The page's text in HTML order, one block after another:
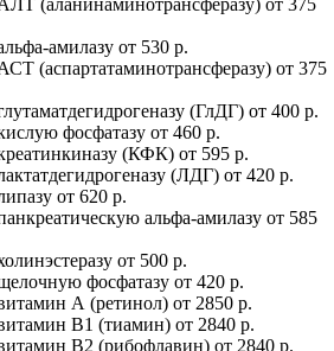
амилазу от 530 р.
(аспартатаминотрансферазу) от 375
(ГлДГ) от 400 р.
фосфатазу от 460 р.
(КФК) от 595 р.
(ЛДГ) от 420 р.
от 620 р.
альфа-амилазу от 585
от 500 р.
фосфатазу от 420 р.
А (ретинол) от 2850 р.
B1 (тиамин) от 2840 р.
B2 (рибофлавин) от 2840 р.